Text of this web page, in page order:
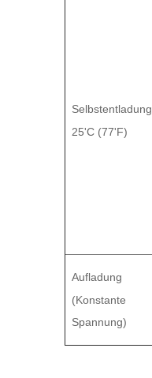
Selbstentladung
25'C (77'F)
Aufladung
(Konstante
Spannung)